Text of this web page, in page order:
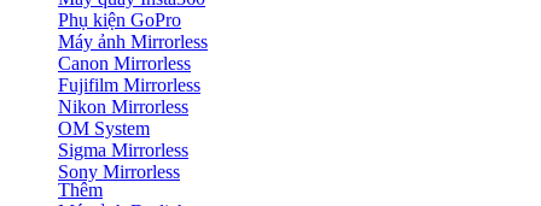
Phụ kiện GoPro
Máy ảnh Mirrorless
Canon Mirrorless
Fujifilm Mirrorless
Nikon Mirrorless
OM System
Sigma Mirrorless
Sony Mirrorless
Thêm